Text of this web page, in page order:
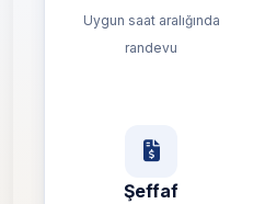
Uygun saat aralığında
randevu
Şeffaf